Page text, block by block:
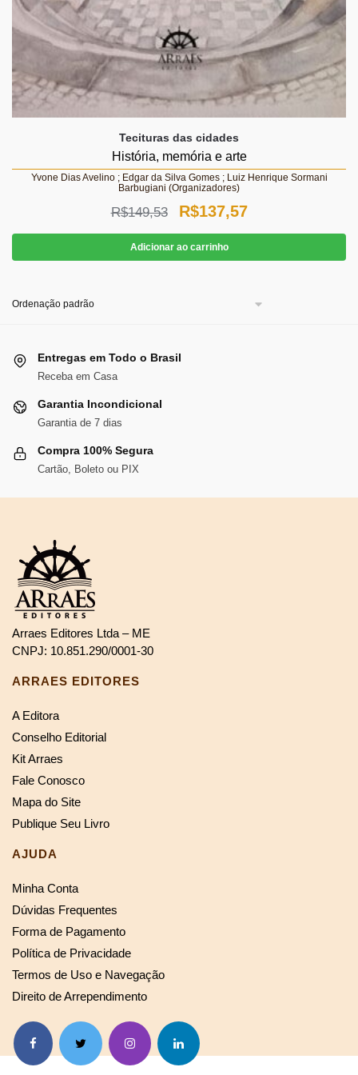
Tecituras das cidades
História, memória e arte
Yvone Dias Avelino ; Edgar da Silva Gomes ; Luiz Henrique Sormani
Barbugiani (Organizadores)
R$149,53
O
preço
original
R$137,57O
preço
atual
Adicionar ao carrinho
Entregas em Todo o Brasil
Receba em Casa
Garantia Incondicional
Garantia de 7 dias
Compra 100% Segura
Cartão, Boleto ou PIX
Arraes Editores Ltda – ME
CNPJ: 10.851.290/0001-30
ARRAES EDITORES
A Editora
Conselho Editorial
Kit Arraes
Fale Conosco
Mapa do Site
Publique Seu Livro
AJUDA
Minha Conta
Dúvidas Frequentes
Forma de Pagamento
Política de Privacidade
Termos de Uso e Navegação
Direito de Arrependimento